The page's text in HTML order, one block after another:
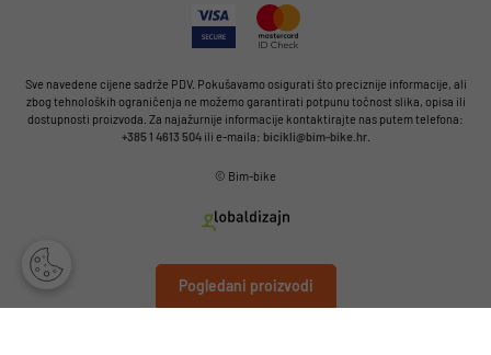
Pogledani proizvodi
Sve navedene cijene sadrže PDV. Pokušavamo osigurati što preciznije informacije, ali
zbog tehnoloških ograničenja ne možemo garantirati potpunu točnost slika, opisa ili
dostupnosti proizvoda. Za najažurnije informacije kontaktirajte nas putem telefona:
+385 1 4613 504ili e-maila: bicikli@bim-bike.hr.
© Bim-bike